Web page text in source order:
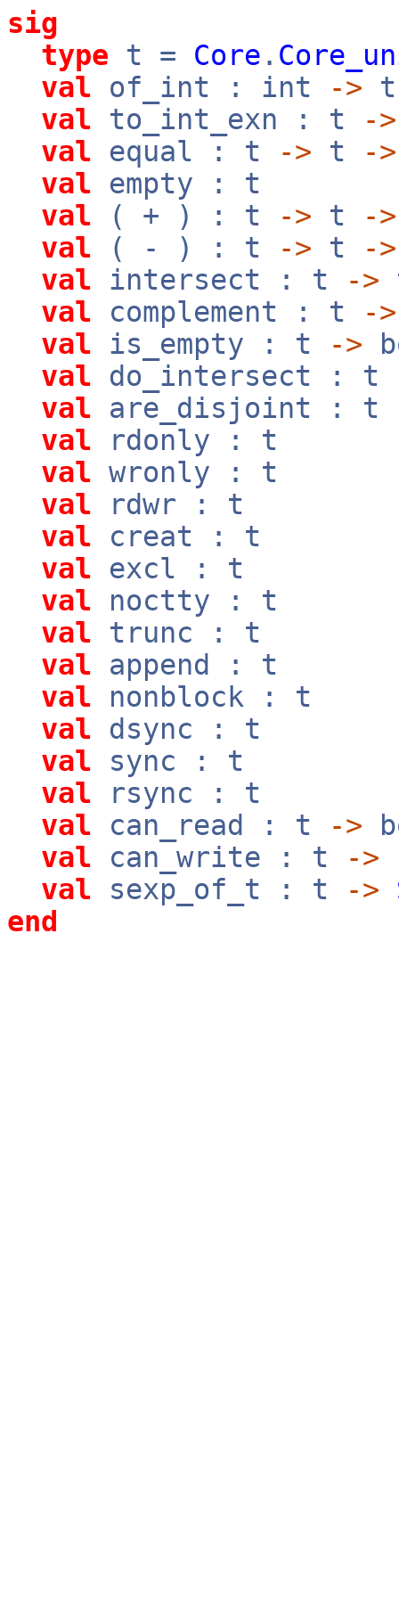
sig
type t = Core .
val of_int : int -> t
val to_int_exn : t ->
val equal : t -> t ->
val empty : t
val ( + ) : t -> t ->
val ( - ) : t -> t ->
val intersect : t ->
val complement : t ->
val is_empty : t ->
val do_intersect : t
val are_disjoint : t
val rdonly : t
val wronly : t
val rdwr : t
val creat : t
val excl : t
val noctty : t
val trunc : t
val append : t
val nonblock : t
val dsync : t
val sync : t
val rsync : t
val can_read : t ->
val can_write : t ->
val sexp_of_t : t ->
end